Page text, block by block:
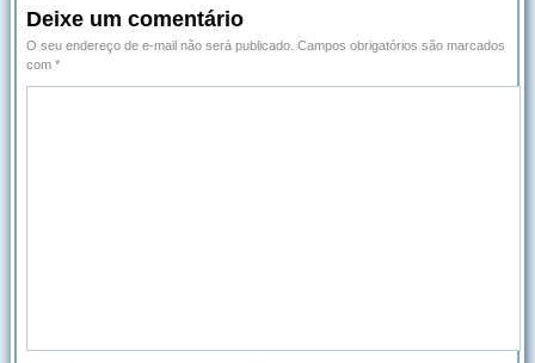
Deixe um comentário
O seu endereço de e-mail não será publicado. Campos obrigatórios são marcados
com *